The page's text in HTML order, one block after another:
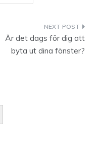
Är det dags för dig att
byta ut dina fönster?